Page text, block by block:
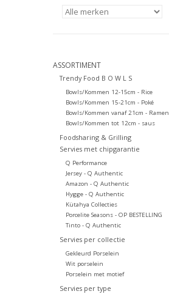
ASSORTIMENT
Trendy Food B O W L S
Bowls/Kommen 12-15cm - Rice
Bowls/Kommen 15-21cm - Poké
Bowls/Kommen vanaf 21cm - Ramen
Bowls/Kommen tot 12cm - saus
Foodsharing & Grilling
Servies met chipgarantie
Q Performance
Jersey - Q Authentic
Amazon - Q Authentic
Hygge - Q Authentic
Kütahya Collecties
Porcelite Seasons - OP BESTELLING
Tinto - Q Authentic
Servies per collectie
Gekleurd Porselein
Wit porselein
Porselein met motief
Servies per type